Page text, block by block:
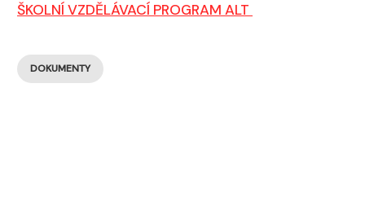
ŠKOLNÍ VZDĚLÁVACÍ PROGRAM ALT
DOKUMENTY